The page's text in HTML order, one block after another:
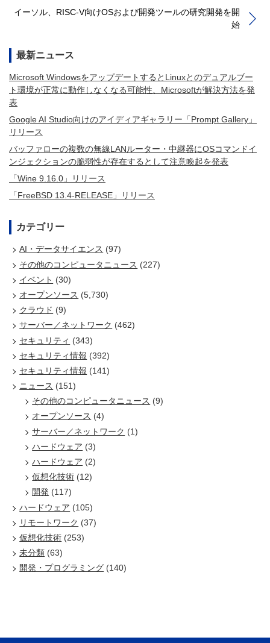
イーソル、RISC-V向けOSおよび開発ツールの研究開発を開
始
最新ニュース
Microsoft WindowsをアップデートするとLinuxとのデュアルブー
ト環境が正常に動作しなくなる可能性、Microsoftが解決方法を発
表
Google AI Studio向けのアイディアギャラリー「Prompt Gallery」
リリース
バッファローの複数の無線LANルーター・中継器にOSコマンドイ
ンジェクションの脆弱性が存在するとして注意喚起を発表
「Wine 9.16.0」リリース
「FreeBSD 13.4-RELEASE」リリース
カテゴリー
AI・データサイエンス (97)
その他のコンピュータニュース (227)
イベント (30)
オープンソース (5,730)
クラウド (9)
サーバー／ネットワーク (462)
セキュリティ (343)
セキュリティ情報 (392)
セキュリティ情報 (141)
ニュース (151)
その他のコンピュータニュース (9)
オープンソース (4)
サーバー／ネットワーク (1)
ハードウェア (3)
ハードウェア (2)
仮想化技術 (12)
開発 (117)
ハードウェア (105)
リモートワーク (37)
仮想化技術 (253)
未分類 (63)
開発・プログラミング (140)